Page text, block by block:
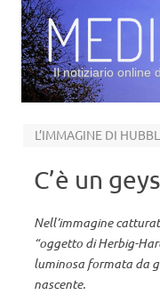
Il notiziario online
L’IMMAGINE DI
C’è un
Nell’immagine
“oggetto di Herbig-
luminosa formata da
nascente.